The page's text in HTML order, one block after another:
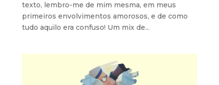
texto, lembro-me de mim mesma, em meus
primeiros envolvimentos amorosos, e de como
tudo aquilo era confuso! Um mix de...